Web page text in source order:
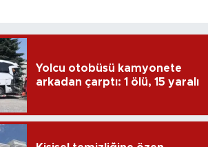
Yolcu otobüsü kamyonete
arkadan çarptı: 1 ölü, 15 yaralı